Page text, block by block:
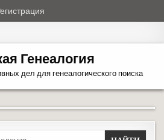
Генеалогия
дел для генеалогического поиска